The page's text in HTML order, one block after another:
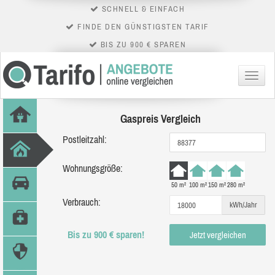
SCHNELL & EINFACH
FINDE DEN GÜNSTIGSTEN TARIF
BIS ZU 900 € SPAREN
Menü
Gaspreis Vergleich
Postleitzahl:
Wohnungsgröße:
50 m² 100 m²150 m²280 m²
Verbrauch: kWh/Jahr
Bis zu 900 € sparen! Jetzt vergleichen